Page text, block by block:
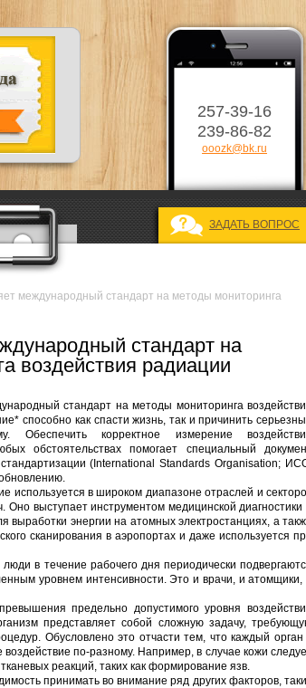
257-39-16
239-86-82
ooozk@bk.ru
ЗАДАТЬ ВОПРОС
международный стандарт на методы мониторинга
стандарт на
воздействия радиации
стандарт на методы мониторинга
способно как спасти жизнь, так и причинить
Обеспечить корректное измерение
обстоятельствах помогает специальный
(International Standards Organisation;
в широком диапазоне отраслей и
выступает инструментом медицинской диагностики
выработки энергии на атомных электростанциях, а
сканирования в аэропортах и даже используется
течение рабочего дня периодически
уровнем интенсивности. Это и врачи, и атомщики,
допустимого уровня
представляет собой сложную задачу,
Обусловлено это отчасти тем, что каждый орган
по-разному. Например, в случае кожи
реакций, таких как формирование язв.
принимать во внимание ряд других факторов,